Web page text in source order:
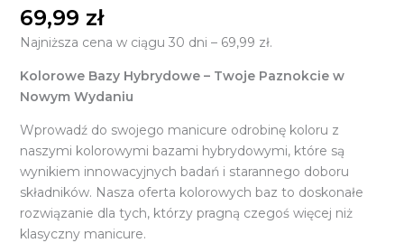
69,99 zł
Najniższa cena w ciągu 30 dni – 69,99 zł.
Kolorowe Bazy Hybrydowe – Twoje Paznokcie w
Nowym Wydaniu
Wprowadź do swojego manicure odrobinę koloru z
naszymi kolorowymi bazami hybrydowymi, które są
wynikiem innowacyjnych badań i starannego doboru
składników. Nasza oferta kolorowych baz to doskonałe
rozwiązanie dla tych, którzy pragną czegoś więcej niż
klasyczny manicure.